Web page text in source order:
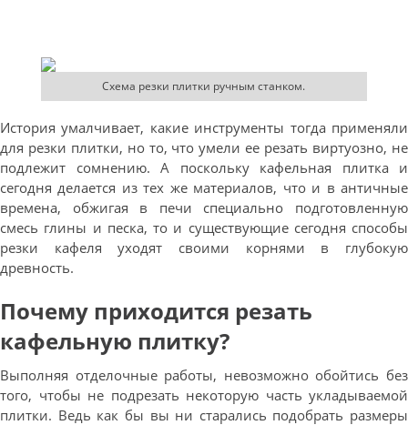
Схема резки плитки ручным станком.
История умалчивает, какие инструменты тогда применяли
для резки плитки, но то, что умели ее резать виртуозно, не
подлежит сомнению. А поскольку кафельная плитка и
сегодня делается из тех же материалов, что и в античные
времена, обжигая в печи специально подготовленную
смесь глины и песка, то и существующие сегодня способы
резки кафеля уходят своими корнями в глубокую
древность.
Почему приходится резать
кафельную плитку?
Выполняя отделочные работы, невозможно обойтись без
того, чтобы не подрезать некоторую часть укладываемой
плитки. Ведь как бы вы ни старались подобрать размеры